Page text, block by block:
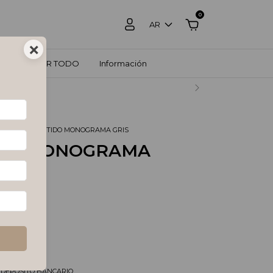
AR
0
VER TODO Información
PAGO.
VESTIDO MONOGRAMA GRIS
MONOGRAMA
$40.487,60
de$16.330
BANCARIO
×